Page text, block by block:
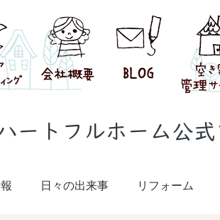
ートフルホーム公
日々の出来事 リフォーム